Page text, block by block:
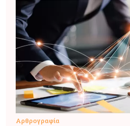
Αρθρογραφία